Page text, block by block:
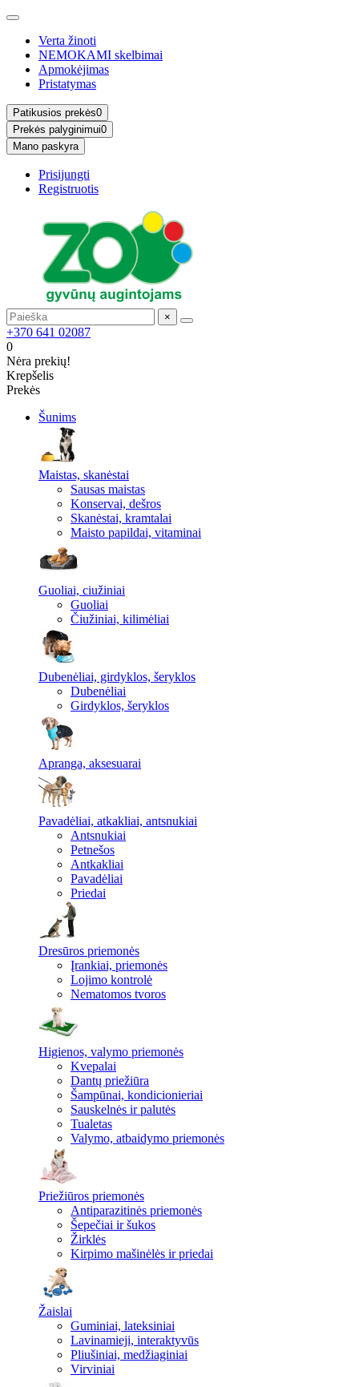
Verta žinoti
NEMOKAMI skelbimai
Apmokėjimas
Pristatymas
Patikusios prekės0
Prekės palyginimui0
Mano paskyra
Prisijungti
Registruotis
×
+370 641 02087
0
Nėra prekių!
Krepšelis
Prekės
Šunims
Maistas, skanėstai
Sausas maistas
Konservai, dešros
Skanėstai, kramtalai
Maisto papildai, vitaminai
Guoliai, ciužiniai
Guoliai
Čiužiniai, kilimėliai
Dubenėliai, girdyklos, šeryklos
Dubenėliai
Girdyklos, šeryklos
Apranga, aksesuarai
Pavadėliai, atkakliai, antsnukiai
Antsnukiai
Petnešos
Antkakliai
Pavadėliai
Priedai
Dresūros priemonės
Įrankiai, priemonės
Lojimo kontrolė
Nematomos tvoros
Higienos, valymo priemonės
Kvepalai
Dantų priežiūra
Šampūnai, kondicionieriai
Sauskelnės ir palutės
Tualetas
Valymo, atbaidymo priemonės
Priežiūros priemonės
Antiparazitinės priemonės
Šepečiai ir šukos
Žirklės
Kirpimo mašinėlės ir priedai
Žaislai
Guminiai, lateksiniai
Lavinamieji, interaktyvūs
Pliušiniai, medžiaginiai
Virviniai